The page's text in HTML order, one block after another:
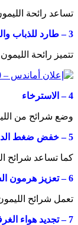
تساعد رائحة
3 – طارد للذباب
تتميز رائحة
4 – الاسترخاء
وضع شرائح من
5 – خفض ضغط
كما تساعد شرائح
6 – تعزيز هرمون
تعمل شرائح
7 – تجديد هواء